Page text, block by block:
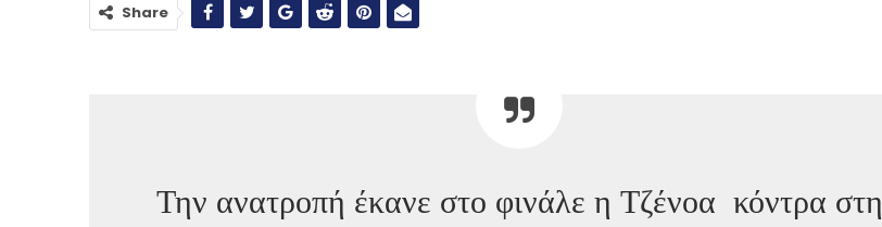
Share
Την ανατροπή έκανε στο φινάλε η Τζένοα κόντρα στη